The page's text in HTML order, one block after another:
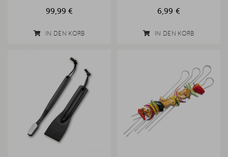
99,99 €
IN DEN KORB
6,99 €
IN DEN KORB